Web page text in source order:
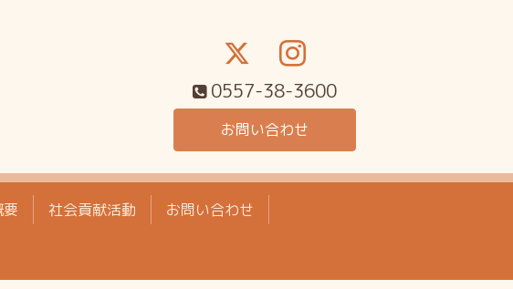
0557-38-3600
お問い合わせ
社会貢献活動 お問い合わせ